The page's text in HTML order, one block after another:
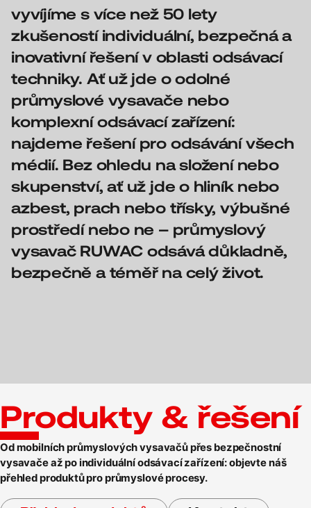
vyvíjíme s více než 50 lety
zkušeností individuální, bezpečná a
inovativní řešení v oblasti odsávací
techniky. Ať už jde o odolné
průmyslové vysavače nebo
komplexní odsávací zařízení:
najdeme řešení pro odsávání všech
médií. Bez ohledu na složení nebo
skupenství, ať už jde o hliník nebo
azbest, prach nebo třísky, výbušné
prostředí nebo ne – průmyslový
vysavač RUWAC odsává důkladně,
bezpečně a téměř na celý život.
Produkty & řešení
Od mobilních průmyslových vysavačů přes bezpečnostní
vysavače až po individuální odsávací zařízení: objevte náš
přehled produktů pro průmyslové procesy.